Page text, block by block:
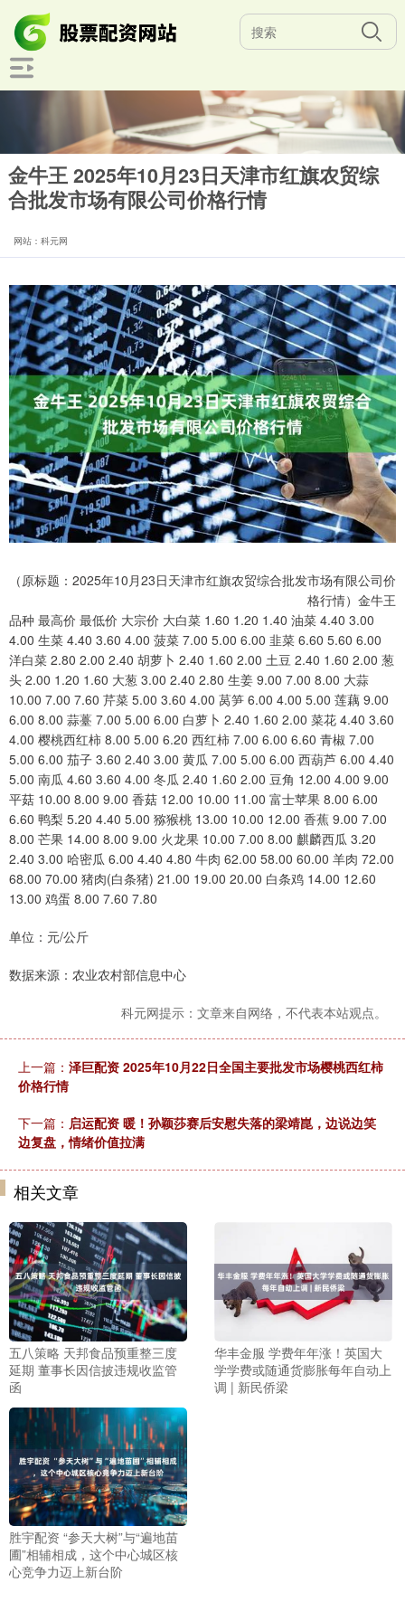
金牛王 2025年10月23日天津市红旗农贸综
合批发市场有限公司价格行情
网站：科元网
（原标题：2025年10月23日天津市红旗农贸综合批发市场有限公司价
格行情）金牛王
品种 最高价 最低价 大宗价 大白菜 1.60 1.20 1.40 油菜 4.40 3.00
4.00 生菜 4.40 3.60 4.00 菠菜 7.00 5.00 6.00 韭菜 6.60 5.60 6.00
洋白菜 2.80 2.00 2.40 胡萝卜 2.40 1.60 2.00 土豆 2.40 1.60 2.00 葱
头 2.00 1.20 1.60 大葱 3.00 2.40 2.80 生姜 9.00 7.00 8.00 大蒜
10.00 7.00 7.60 芹菜 5.00 3.60 4.00 莴笋 6.00 4.00 5.00 莲藕 9.00
6.00 8.00 蒜薹 7.00 5.00 6.00 白萝卜 2.40 1.60 2.00 菜花 4.40 3.60
4.00 樱桃西红柿 8.00 5.00 6.20 西红柿 7.00 6.00 6.60 青椒 7.00
5.00 6.00 茄子 3.60 2.40 3.00 黄瓜 7.00 5.00 6.00 西葫芦 6.00 4.40
5.00 南瓜 4.60 3.60 4.00 冬瓜 2.40 1.60 2.00 豆角 12.00 4.00 9.00
平菇 10.00 8.00 9.00 香菇 12.00 10.00 11.00 富士苹果 8.00 6.00
6.60 鸭梨 5.20 4.40 5.00 猕猴桃 13.00 10.00 12.00 香蕉 9.00 7.00
8.00 芒果 14.00 8.00 9.00 火龙果 10.00 7.00 8.00 麒麟西瓜 3.20
2.40 3.00 哈密瓜 6.00 4.40 4.80 牛肉 62.00 58.00 60.00 羊肉 72.00
68.00 70.00 猪肉(白条猪) 21.00 19.00 20.00 白条鸡 14.00 12.60
13.00 鸡蛋 8.00 7.60 7.80
单位：元/公斤
数据来源：农业农村部信息中心
科元网提示：文章来自网络，不代表本站观点。
上一篇： 泽巨配资 2025年10月22日全国主要批发市场樱桃西红柿
价格行情
下一篇： 启运配资 暖！孙颖莎赛后安慰失落的梁靖崑，边说边笑
边复盘，情绪价值拉满
相关文章
五八策略 天邦食品预重整三度
延期 董事长因信披违规收监管
函
华丰金服 学费年年涨！英国大
学学费或随通货膨胀每年自动上
调 | 新民侨梁
胜宇配资 “参天大树”与“遍地苗
圃”相辅相成，这个中心城区核
心竞争力迈上新台阶